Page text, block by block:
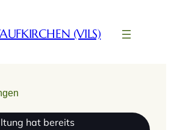
(VILS)
hat bereits